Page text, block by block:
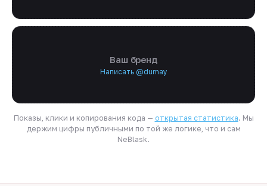
Ваш бренд
Написать @dumay
Показы, клики и копирования кода — открытая статистика. Мы
держим цифры публичными по той же логике, что и сам
NeBlask.